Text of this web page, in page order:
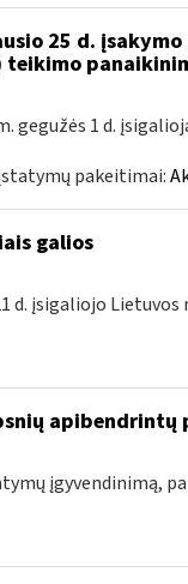
25 d.
teikimo
gegužės 1 d.
pakeitimai:
galios
d. įsigaliojo
apibendrintų
įgyvendinimą,